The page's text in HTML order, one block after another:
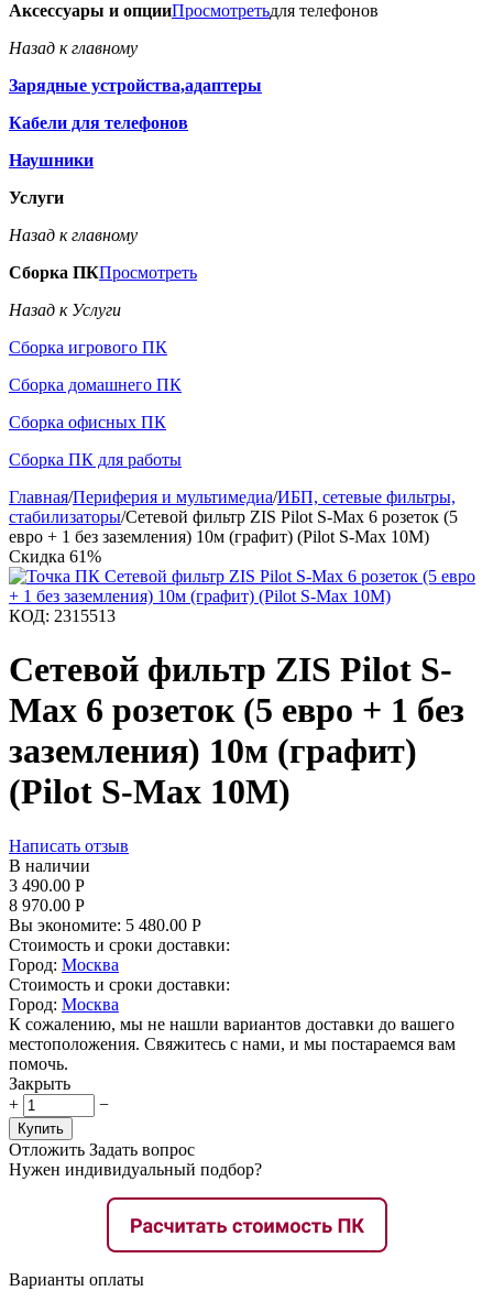
Аксессуары и опцииПросмотретьдля телефонов
Назад к главному
Зарядные устройства,адаптеры
Кабели для телефонов
Наушники
Услуги
Назад к главному
Сборка ПКПросмотреть
Назад к Услуги
Сборка игрового ПК
Сборка домашнего ПК
Сборка офисных ПК
Сборка ПК для работы
Главная/Периферия и мультимедиа/ИБП, сетевые фильтры,
стабилизаторы/Сетевой фильтр ZIS Pilot S-Max 6 розеток (5
евро + 1 без заземления) 10м (графит) (Pilot S-Max 10M)
Скидка 61%
КОД: 2315513
Сетевой фильтр ZIS Pilot S-
Max 6 розеток (5 евро + 1 без
заземления) 10м (графит)
(Pilot S-Max 10M)
Написать отзыв
В наличии
3 490.00 Р
8 970.00 Р
Вы экономите: 5 480.00 Р
Стоимость и сроки доставки:
Город: Москва
Стоимость и сроки доставки:
Город: Москва
К сожалению, мы не нашли вариантов доставки до вашего
местоположения. Свяжитесь с нами, и мы постараемся вам
помочь.
Закрыть
+
−
Купить
Отложить Задать вопрос
Нужен индивидуальный подбор?
Варианты оплаты